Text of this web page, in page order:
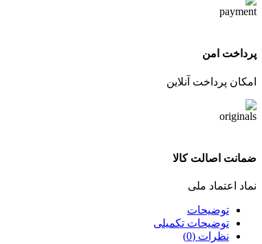
پرداخت امن
امکان پرداخت آنلاین
ضمانت اصالت کالا
نماد اعتماد ملی
توضیحات
توضیحات تکمیلی
نظرات (0)